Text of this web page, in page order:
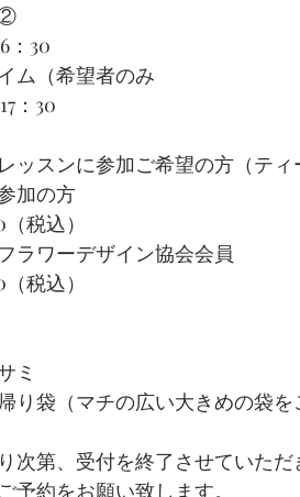
②
：30
ム（希望者のみ
：30
ッスンに参加ご希望の方（ティ
般参加の方
税込）
ラワーデザイン協会会員
税込）
サミ
り袋（マチの広い大きめの袋を
次第、受付を終了させていた
予約をお願い致します。